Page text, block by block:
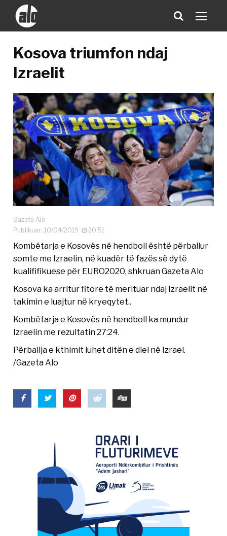
Kosova triumfon ndaj
Izraelit
Gazeta Alo
Publikuar: 10/04/2019
20:51
Kombëtarja e Kosovës në hendboll është përballur
somte me Izraelin, në kuadër të fazës së dytë
kualififikuese për EURO2020, shkruan Gazeta Alo
Kosova ka arritur fitore të merituar ndaj Izraelit në
takimin e luajtur në kryeqytet..
Kombëtarja e Kosovës në hendboll ka mundur
Izraelin me rezultatin 27:24.
Përballja e kthimit luhet ditën e diel në Izrael.
/Gazeta Alo